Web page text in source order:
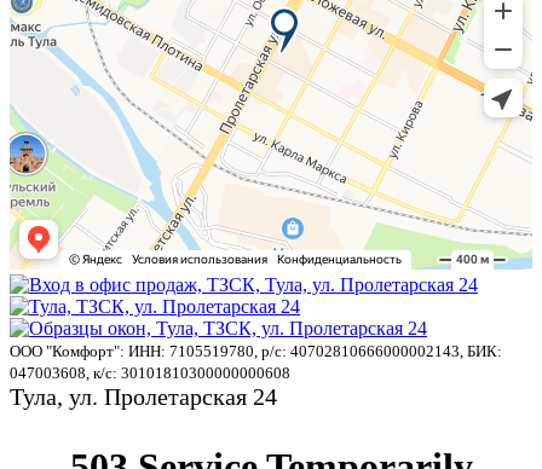
ООО "Комфорт": ИНН: 7105519780, р/с: 40702810666000002143, БИК:
047003608, к/с: 30101810300000000608
Тула, ул. Пролетарская 24